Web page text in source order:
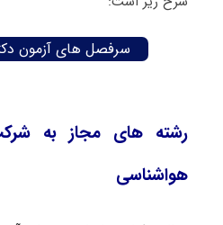
سرفصل های آزمون
رشته های مجاز به
هواشناسی